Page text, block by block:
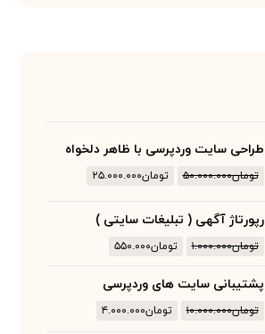
طراحی سایت وردپرسی با ظاهر دلخواه
تومان۵۰.۰۰۰.۰۰۰ تومان۲۵.۰۰۰.۰۰۰
رپورتاژ آگهی ( تبلیغات سایتی )
تومان۱.۰۰۰.۰۰۰ تومان۵۵۰.۰۰۰
پشتیبانی سایت های وردپرسی
تومان۱۰.۰۰۰.۰۰۰ تومان۴.۰۰۰.۰۰۰